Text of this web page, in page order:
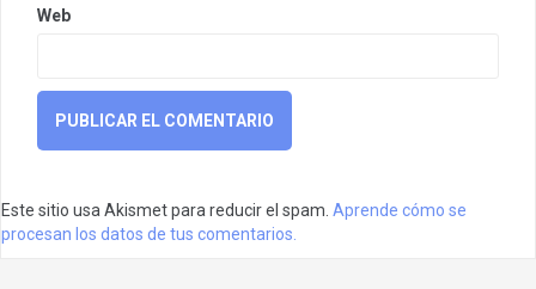
Web
Este sitio usa Akismet para reducir el spam. Aprende cómo se
procesan los datos de tus comentarios.